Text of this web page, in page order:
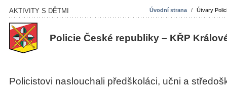
Úvodní strana / Útvary
AKTIVITY S DĚTMI
Policie České republiky – KŘP
Policistovi naslouchali předškoláci, učni a